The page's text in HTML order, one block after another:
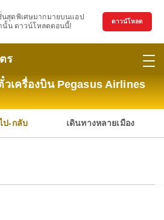
นสุดพิเศษมากมายบนแอป
นั้น ดาวน์โหลดตอนนี้!
ดาวน์โหลด
ร
เครื่องบิน Pegasus Airlines
ป-กลับ เดินทางหลายเมือง